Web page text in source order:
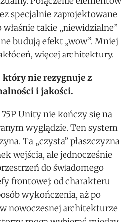
specjalnie zaprojektowane
właśnie takie „niewidzialne”
budują efekt „wow”. Mniej
więcej architektury.
nie rezygnuje z
i jakości.
Unity nie kończy się na
wyglądzie. Ten system
Ta „czysta” płaszczyzna
wejścia, ale jednocześnie
do świadomego
frontowej: od charakteru
wykończenia, aż po
nowoczesnej architekturze